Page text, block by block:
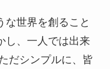
な世界を創ること
し、一人では出来
だシンプルに、皆